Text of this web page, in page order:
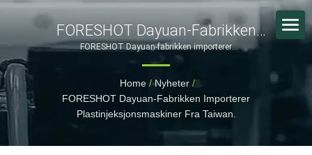
FORESHOT Dayuan-Fabrikken
Importerer
Plastinjeksjonsmaskiner Fra
Taiwan. | Sertifisert
Plastinjeksjons- Og
Metallkomponentprodusent Med
Globale Fasiliteter
FORESHOT Dayuan-fabrikken importerer
plastinjeksjonsmaskiner fra Taiwan. | Banebrytende
SMT-løsninger | FORESHOT
Home / Nyheter /
FORESHOT Dayuan-Fabrikken Importerer
Plastinjeksjonsmaskiner Fra Taiwan.